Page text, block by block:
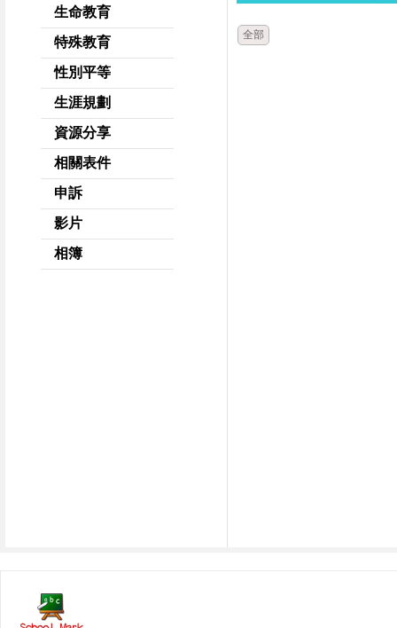
生命教育
特殊教育
性別平等
生涯規劃
資源分享
相關表件
申訴
影片
相簿
全部